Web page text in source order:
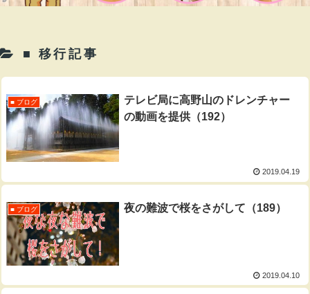
■ 移行記事
■ ブログ
テレビ局に高野山のドレンチャー
の動画を提供（192）
2019.04.19
■ ブログ 夜の難波で桜をさがして（189）
2019.04.10